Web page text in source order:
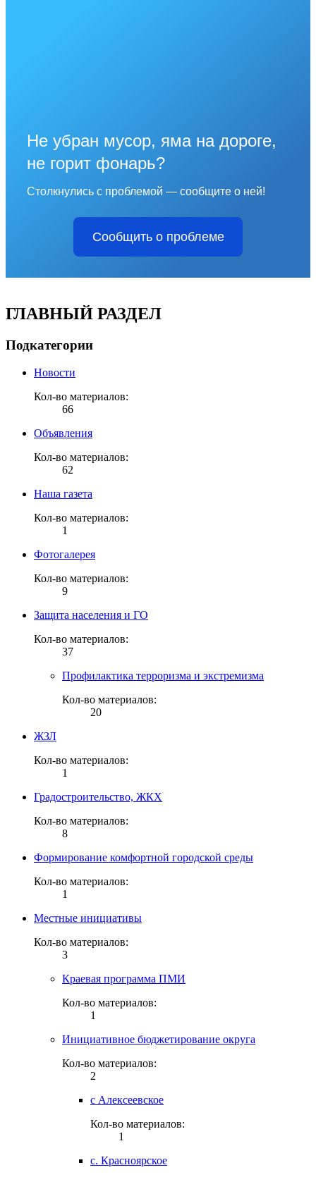
Не убран мусор, яма на дороге,
не горит фонарь?
Столкнулись с проблемой — сообщите о ней!
Сообщить о проблеме
ГЛАВНЫЙ РАЗДЕЛ
Подкатегории
Новости
Кол-во материалов:
66
Объявления
Кол-во материалов:
62
Наша газета
Кол-во материалов:
1
Фотогалерея
Кол-во материалов:
9
Защита населения и ГО
Кол-во материалов:
37
Профилактика терроризма и экстремизма
Кол-во материалов:
20
ЖЗЛ
Кол-во материалов:
1
Градостроительство, ЖКХ
Кол-во материалов:
8
Формирование комфортной городской среды
Кол-во материалов:
1
Местные инициативы
Кол-во материалов:
3
Краевая программа ПМИ
Кол-во материалов:
1
Инициативное бюджетирование округа
Кол-во материалов:
2
с Алексеевское
Кол-во материалов:
1
с. Красноярское